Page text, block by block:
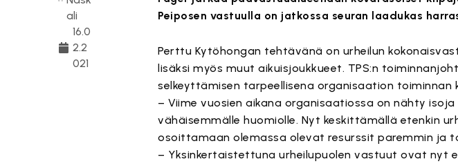
ali
16.0
2.2
021
Peiposen vastuulla on jatkossa seuran laadukas
Perttu Kytöhongan tehtävänä on urheilun
lisäksi myös muut aikuisjoukkueet. TPS:n
selkeyttämisen tarpeellisena organisaation toiminnan
– Viime vuosien aikana organisaatiossa on nähty
vähäisemmälle huomiolle. Nyt keskittämällä etenkin
osoittamaan olemassa olevat resurssit paremmin ja
– Yksinkertaistettuna urheilupuolen vastuut ovat nyt